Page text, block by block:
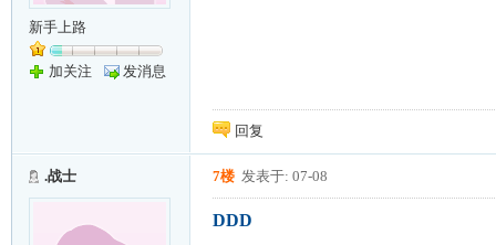
新手上路
加关注 发消息
回复
.战士 7楼 发表于: 07-08
DDD